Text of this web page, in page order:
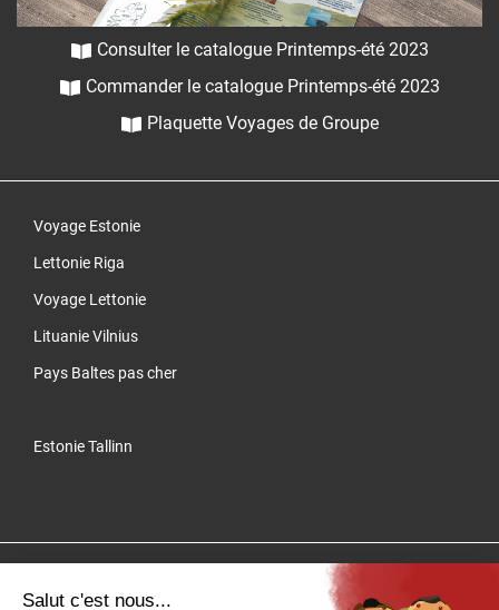
Consulter le catalogue Printemps-été 2023
Commander le catalogue Printemps-été 2023
Plaquette Voyages de Groupe
Voyage Estonie
Lettonie Riga
Voyage Lettonie
Lituanie Vilnius
Pays Baltes pas cher
Estonie Tallinn